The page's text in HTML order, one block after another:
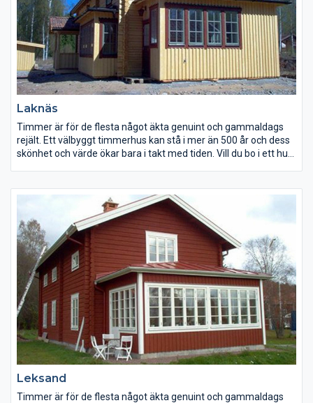
Laknäs
Timmer är för de flesta något äkta genuint och gammaldags
rejält. Ett välbyggt timmerhus kan stå i mer än 500 år och dess
skönhet och värde ökar bara i takt med tiden. Vill du bo i ett hus
för dig och kommande generationer. Att bygga i timmer ger
ökat utrymme för egna idéer vår tillverkning är inte bunden av
färdiga element eller serieproduktion – så ändra gärna. Vi
bygger också efter beställarens ritning eller omarbetar våra
standardtyper enligt önskemål.
Leksand
Timmer är för de flesta något äkta genuint och gammaldags